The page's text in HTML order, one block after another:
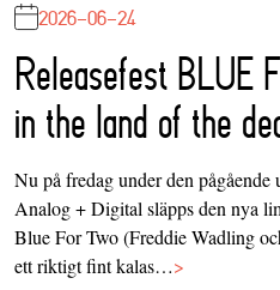
2026-06-24
Releasefest BLUE
in the land of the
Nu på fredag under den
Analog + Digital släpps den nya
Blue For Two (Freddie Wadling
ett riktigt fint kalas…>